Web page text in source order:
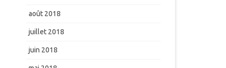
août 2018
juillet 2018
juin 2018